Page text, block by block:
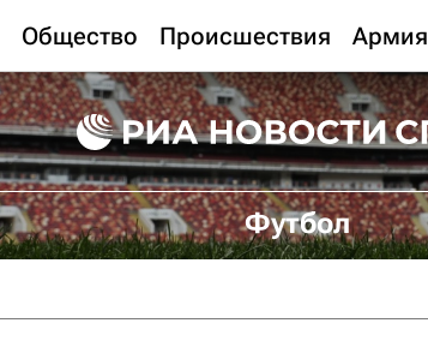
Общество Происшествия Армия
Футбол